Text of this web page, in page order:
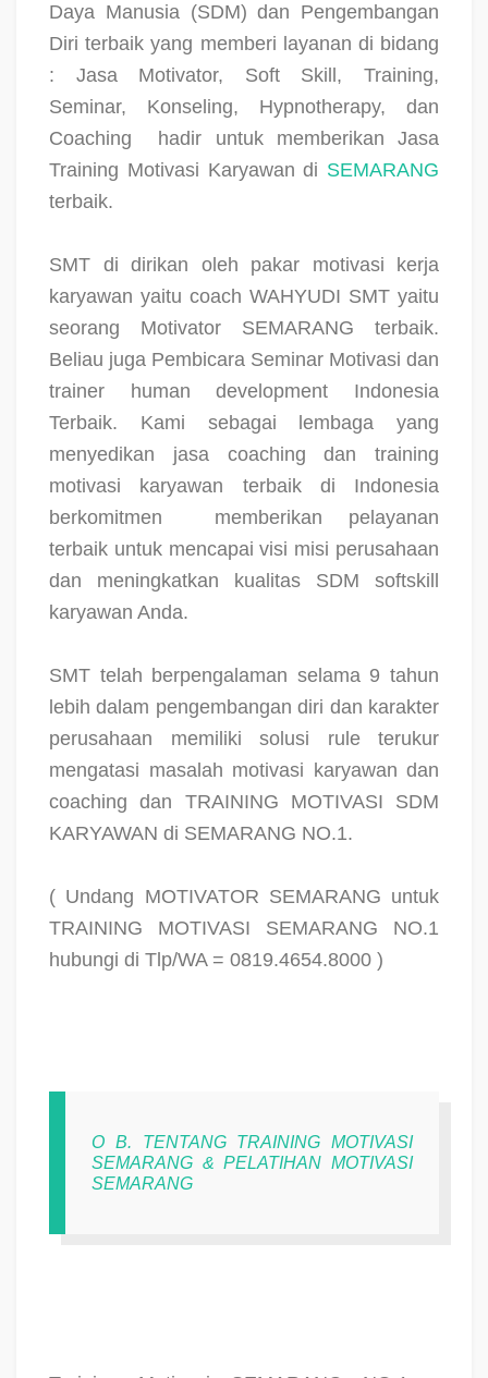
Daya Manusia (SDM) dan Pengembangan
Diri terbaik yang memberi layanan di bidang
: Jasa Motivator, Soft Skill, Training,
Seminar, Konseling, Hypnotherapy, dan
Coaching
hadir untuk memberikan Jasa
Training Motivasi Karyawan di SEMARANG
terbaik.
SMT di dirikan oleh pakar motivasi kerja
karyawan yaitu coach WAHYUDI SMT yaitu
seorang Motivator SEMARANG terbaik.
Beliau juga Pembicara Seminar Motivasi dan
trainer human development Indonesia
Terbaik. Kami sebagai lembaga yang
menyedikan jasa coaching dan training
motivasi karyawan terbaik di Indonesia
berkomitmen
memberikan pelayanan
terbaik untuk mencapai visi misi perusahaan
dan meningkatkan kualitas SDM softskill
karyawan Anda.
SMT telah berpengalaman selama 9 tahun
lebih dalam pengembangan diri dan karakter
perusahaan memiliki solusi rule terukur
mengatasi masalah motivasi karyawan dan
coaching dan TRAINING MOTIVASI SDM
KARYAWAN di SEMARANG NO.1.
( Undang MOTIVATOR SEMARANG untuk
TRAINING MOTIVASI SEMARANG NO.1
hubungi di Tlp/WA = 0819.4654.8000 )
O B. TENTANG TRAINING MOTIVASI
SEMARANG & PELATIHAN MOTIVASI
SEMARANG